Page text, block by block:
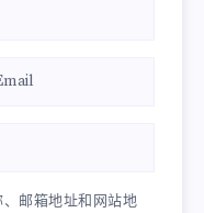
邮箱地址和网站地